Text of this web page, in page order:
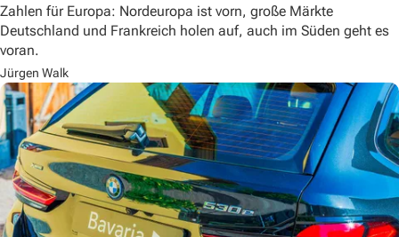
Zahlen für Europa: Nordeuropa ist vorn, große Märkte
Deutschland und Frankreich holen auf, auch im Süden geht es
voran.
Jürgen Walk